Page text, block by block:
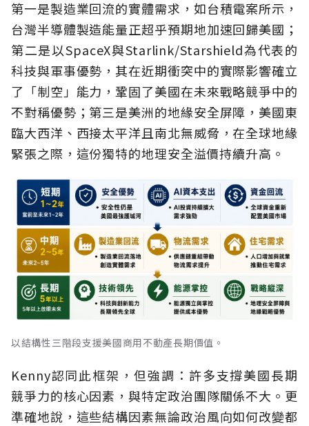
第一是製造業回流的實體需求，如台積電案所示，
台灣半導體製造能量正超乎預期地加速回歸美國；
第二是以SpaceX與Starlink/Starshield為代表的
科技與軍事優勢，其在近期衝突中的實際影響確立
了「制空」能力，鞏固了美國在未來戰略競爭中的
不對稱優勢；第三是美洲的地緣安全屏障，美國東
臨大西洋、西接太平洋且南北無威脅，在全球地緣
緊張之際，這份獨特的地理安全溢價持續升高。
以結構性三階段支援美國商用不動產長期價值。
Kenny認同此框架，但強調：許多支撐美國長期
競爭力的核心因素，與特定政治團隊關係不大。更
準確地說，這些結構因素無論政治風向如何改變都